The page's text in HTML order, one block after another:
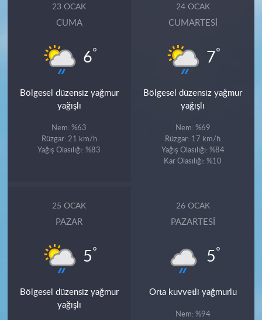
23 OCAK
CUMA
6°
Bölgesel düzensiz yağmur
yağışlı
Nem: %63
Rüzgar: 21 km/h
Yağış Olasılığı: %83
24 OCAK
CUMARTESI
7°
Bölgesel düzensiz yağmur
yağışlı
Nem: %69
Rüzgar: 17 km/h
Yağış Olasılığı: %84
Kar Olasılığı: %10
25 OCAK
PAZAR
5°
Bölgesel düzensiz yağmur
yağışlı
26 OCAK
PAZARTESI
5°
Orta kuvvetli yağmurlu
Nem: %94